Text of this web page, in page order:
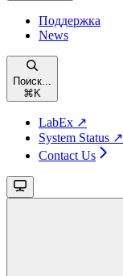
Поддержка
News
Поиск...
⌘ K
LabEx ↗
System Status ↗
Contact Us